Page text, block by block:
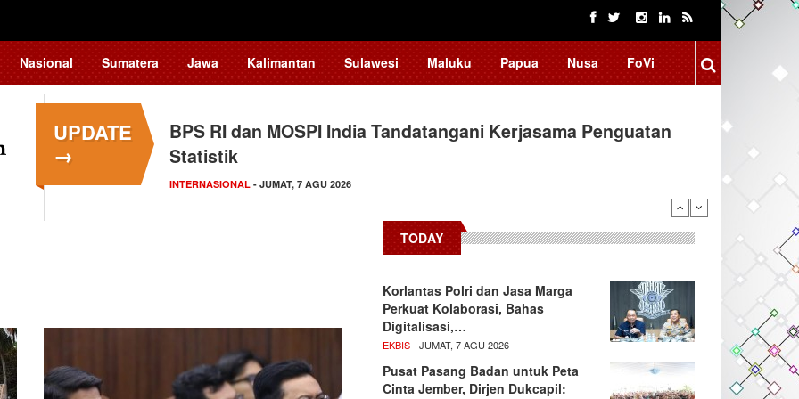
Nasional Sumatera Jawa Kalimantan Sulawesi Maluku Papua Nusa FoVi
UPDATE
→
BPS RI dan MOSPI India Tandatangani Kerjasama Penguatan
Statistik
INTERNASIONAL - JUMAT, 7 AGU 2026
Kapolsek Kedungkandang Klarifikasi Isu "Tangkap Lepas",…
TODAY
Korlantas Polri dan Jasa Marga
Perkuat Kolaborasi, Bahas
Digitalisasi,…
EKBIS- JUMAT, 7 AGU 2026
Pusat Pasang Badan untuk Peta
Cinta Jember, Dirjen Dukcapil: